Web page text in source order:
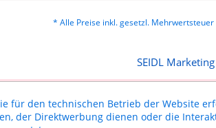
* Alle Preise inkl. gesetzl.
für den technischen Betrieb der Website
der Direktwerbung dienen oder die